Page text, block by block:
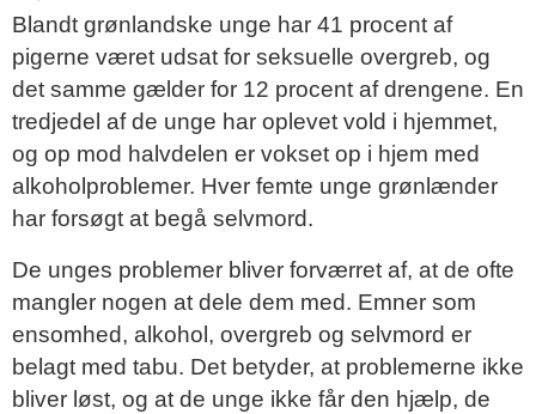
Blandt grønlandske unge har 41 procent af
pigerne været udsat for seksuelle overgreb, og
det samme gælder for 12 procent af drengene. En
tredjedel af de unge har oplevet vold i hjemmet,
og op mod halvdelen er vokset op i hjem med
alkoholproblemer. Hver femte unge grønlænder
har forsøgt at begå selvmord.
De unges problemer bliver forværret af, at de ofte
mangler nogen at dele dem med. Emner som
ensomhed, alkohol, overgreb og selvmord er
belagt med tabu. Det betyder, at problemerne ikke
bliver løst, og at de unge ikke får den hjælp, de